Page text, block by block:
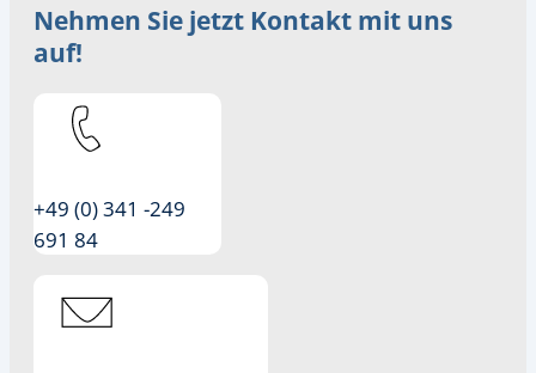
Nehmen Sie jetzt Kontakt mit uns
auf!
+49 (0) 341 -249
691 84